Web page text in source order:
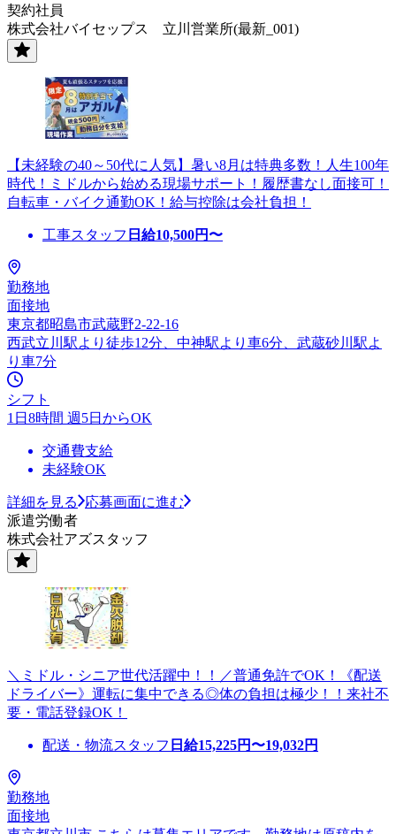
契約社員
株式会社バイセップス 立川営業所(最新_001)
【未経験の40～50代に人気】暑い8月は特典多数！人生100年
時代！ミドルから始める現場サポート！履歴書なし面接可！
自転車・バイク通勤OK！給与控除は会社負担！
工事スタッフ 日給10,500円〜
勤務地
面接地
東京都昭島市武蔵野2-22-16
西武立川駅より徒歩12分、中神駅より車6分、武蔵砂川駅よ
り車7分
シフト
1日8時間 週5日からOK
交通費支給
未経験OK
詳細を見る
応募画面に進む
派遣労働者
株式会社アズスタッフ
＼ミドル・シニア世代活躍中！！／普通免許でOK！《配送
ドライバー》運転に集中できる◎体の負担は極少！！来社不
要・電話登録OK！
配送・物流スタッフ 日給15,225円〜19,032円
勤務地
面接地